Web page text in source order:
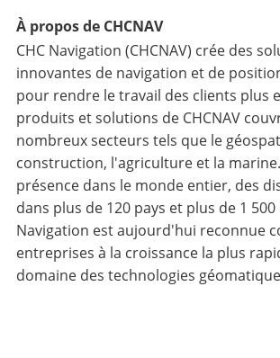
À propos de CHCNAV
CHC Navigation (CHCNAV) crée des
innovantes de navigation et de
pour rendre le travail des clients plus
produits et solutions de CHCNAV
nombreux secteurs tels que le
construction, l'agriculture et la
présence dans le monde entier, des
dans plus de 120 pays et plus de 1 500
Navigation est aujourd'hui reconnue
entreprises à la croissance la plus
domaine des technologies